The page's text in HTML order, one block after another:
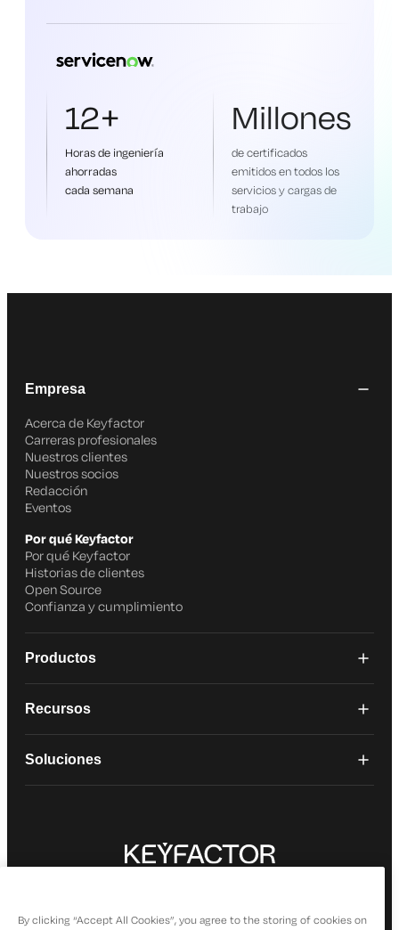
12+
Horas de ingeniería
ahorradas
cada semana
Millones
de certificados
emitidos en todos los
servicios y cargas de
trabajo
Empresa
Acerca de Keyfactor
Carreras profesionales
Nuestros clientes
Nuestros socios
Redacción
Eventos
Por qué Keyfactor
Por qué Keyfactor
Historias de clientes
Open Source
Confianza y cumplimiento
Productos
Recursos
Soluciones
© 2026 Keyfactor. Todos los derechos reservados.
By clicking “Accept All Cookies”, you agree to the storing of cookies on